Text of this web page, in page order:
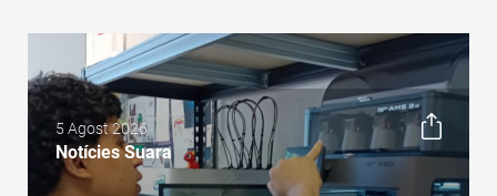
5 Agost 2026
Notícies Suara